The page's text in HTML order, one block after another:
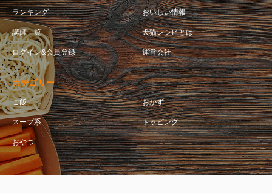
ランキング おいしい情報
講師一覧 犬猫レシピとは
ログイン&会員登録 運営会社
カテゴリー
ご飯 おかず
スープ系 トッピング
おやつ